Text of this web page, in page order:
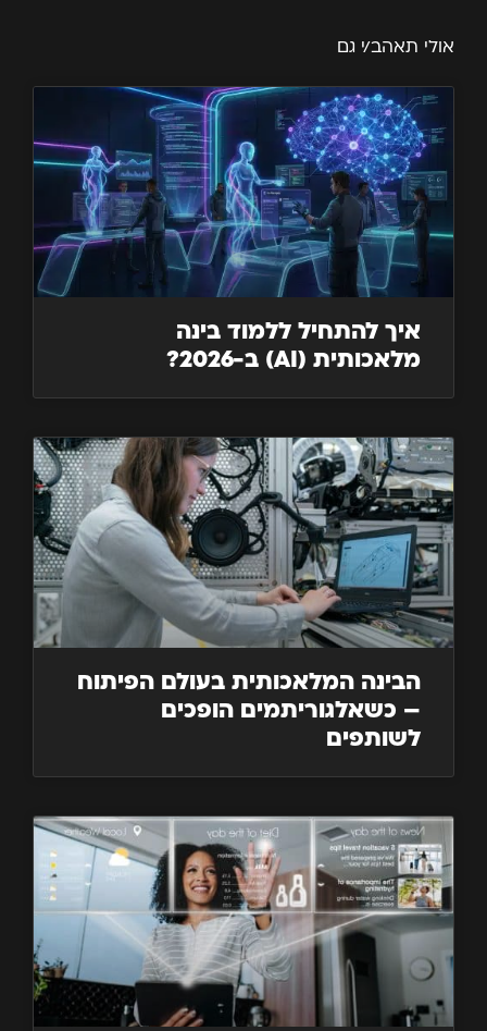
אולי תאהב/י גם
איך להתחיל ללמוד בינה
מלאכותית (AI) ב-2026?
הבינה המלאכותית בעולם הפיתוח
– כשאלגוריתמים הופכים
לשותפים